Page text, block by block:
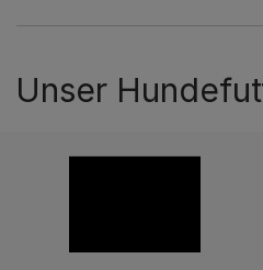
Unser